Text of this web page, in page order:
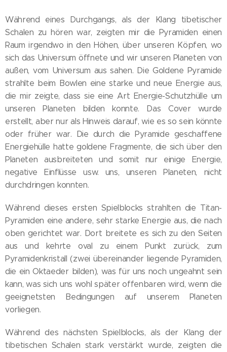
Während eines Durchgangs, als der Klang tibetischer
Schalen zu hören war, zeigten mir die Pyramiden einen
Raum irgendwo in den Höhen, über unseren Köpfen, wo
sich das Universum öffnete und wir unseren Planeten von
außen, vom Universum aus sahen. Die Goldene Pyramide
strahlte beim Bowlen eine starke und neue Energie aus,
die mir zeigte, dass sie eine Art Energie-Schutzhülle um
unseren Planeten bilden konnte. Das Cover wurde
erstellt, aber nur als Hinweis darauf, wie es so sein könnte
oder früher war. Die durch die Pyramide geschaffene
Energiehülle hatte goldene Fragmente, die sich über den
Planeten ausbreiteten und somit nur einige Energie,
negative Einflüsse usw. uns, unseren Planeten, nicht
durchdringen konnten.
Während dieses ersten Spielblocks strahlten die Titan-
Pyramiden eine andere, sehr starke Energie aus, die nach
oben gerichtet war. Dort breitete es sich zu den Seiten
aus und kehrte oval zu einem Punkt zurück, zum
Pyramidenkristall (zwei übereinander liegende Pyramiden,
die ein Oktaeder bilden), was für uns noch ungeahnt sein
kann, was sich uns wohl später offenbaren wird, wenn die
geeignetsten Bedingungen auf unserem Planeten
vorliegen.
Während des nächsten Spielblocks, als der Klang der
tibetischen Schalen stark verstärkt wurde, zeigten die